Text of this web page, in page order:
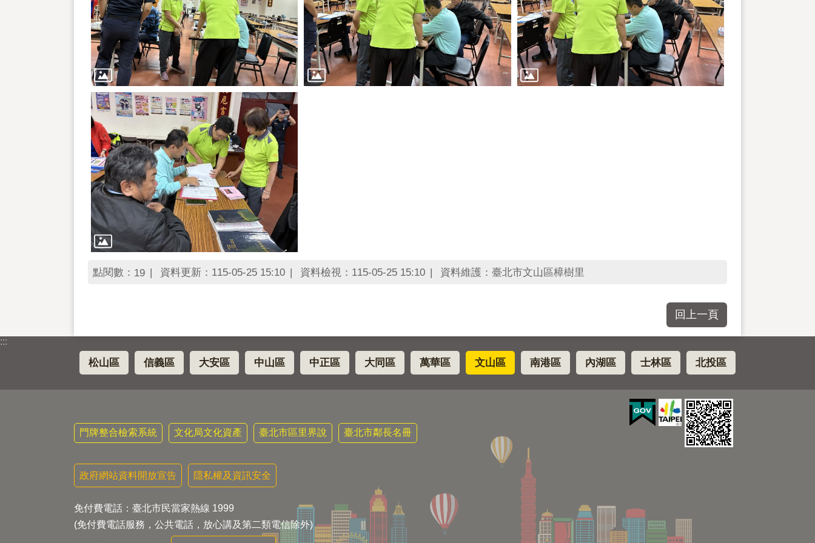
點閱數： 19 資料更新：115-05-25 15:10 資料檢視：115-05-25 15:10 資料維護：臺北市文山區樟樹里
回上一頁
:::
松山區 信義區 大安區 中山區 中正區 大同區 萬華區 文山區 南港區 內湖區 士林區 北投區
門牌整合檢索系統 文化局文化資產 臺北市區里界說 臺北市鄰長名冊
政府網站資料開放宣告 隱私權及資訊安全
免付費電話：臺北市民當家熱線 1999
(免付費電話服務，公共電話，放心講及第二類電信除外)